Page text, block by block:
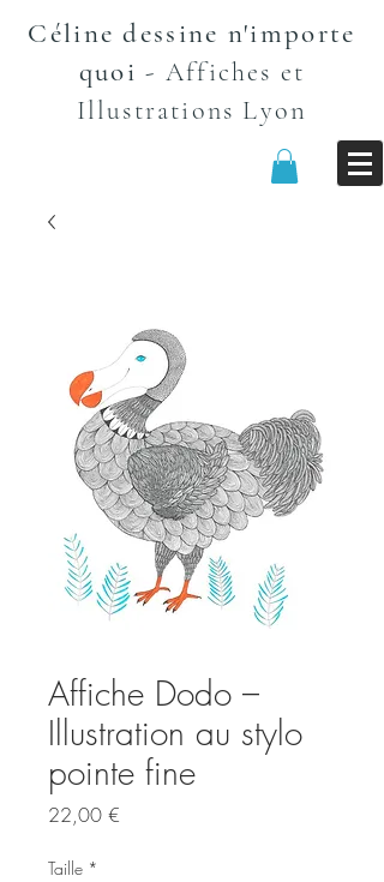
Céline dessine n'importe
quoi - Affiches et
Illustrations Lyon
Affiche Dodo –
Illustration au stylo
pointe fine
22,00 €
Taille *